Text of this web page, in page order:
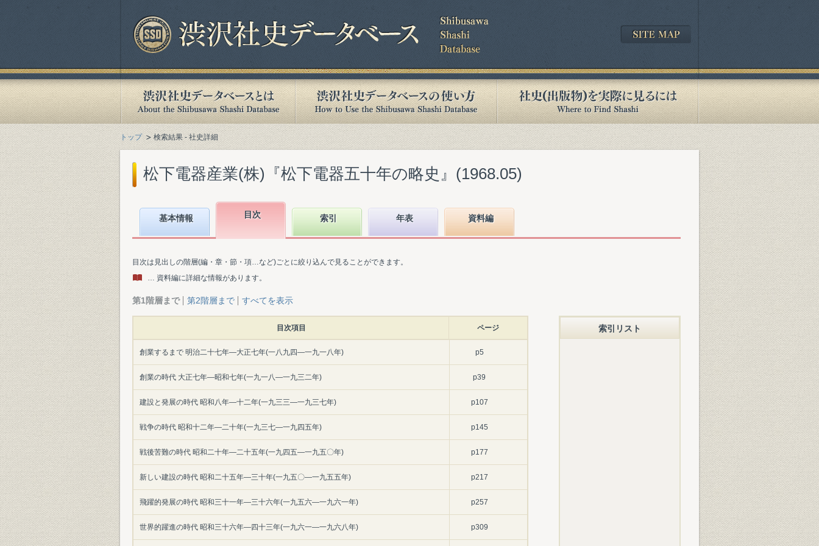
トップ 検索結果 - 社史詳細
松下電器産業(株)『松下電器五十年の略史』(1968.05)
基本情報 目次 索引 年表 資料編
目次は見出しの階層(編・章・節・項…など)ごとに絞り込んで見ることができます。
… 資料編に詳細な情報があります。
第1階層まで 第2階層まで すべてを表示
目次項目 ページ
創業するまで 明治二十七年―大正七年(一八九四―一九一八年) p5
創業の時代 大正七年―昭和七年(一九一八―一九三二年) p39
建設と発展の時代 昭和八年―十二年(一九三三―一九三七年) p107
戦争の時代 昭和十二年―二十年(一九三七―一九四五年) p145
戦後苦難の時代 昭和二十年―二十五年(一九四五―一九五〇年) p177
新しい建設の時代 昭和二十五年―三十年(一九五〇―一九五五年) p217
飛躍的発展の時代 昭和三十一年―三十六年(一九五六―一九六一年) p257
世界的躍進の時代 昭和三十六年―四十三年(一九六一―一九六八年) p309
索引リスト